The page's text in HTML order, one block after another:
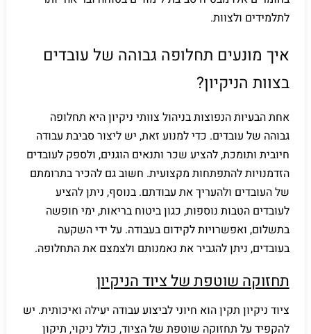
לתלמידים ולצוות.
איך מונעים תחלופה גבוהה של עובדים
בצוות הניקיון?
אחת הבעיות הנפוצות בניהול צוותי ניקיון היא תחלופה
גבוהה של עובדים. כדי למנוע זאת, יש ליצור סביבת עבודה
חיובית ותומכת, להציע שכר ותנאים הוגנים, ולספק לעובדים
הזדמנויות להתפתחות מקצועית. חשוב גם להכיר בתרומתם
של העובדים ולהעריך את עבודתם. בנוסף, ניתן להציע
לעובדים הטבות נוספות, כגון ביטוח בריאות, ימי חופשה
בתשלום, ואפשרויות לקידום בעבודה. על ידי השקעה
בעובדים, ניתן להגביר את נאמנותם ולצמצם את התחלופה.
תחזוקה שוטפת של ציוד הניקיון
ציוד ניקיון תקין הוא חיוני לביצוע עבודה יעילה ואיכותית. יש
להקפיד על תחזוקה שוטפת של הציוד, כולל ניקוי, תיקון